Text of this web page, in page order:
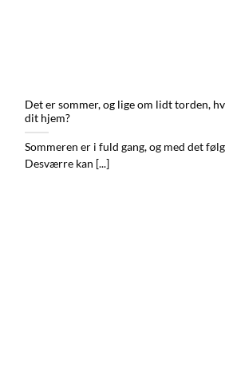
Det er sommer, og lige om lidt torden,
dit hjem?
Sommeren er i fuld gang, og med det
Desværre kan [...]